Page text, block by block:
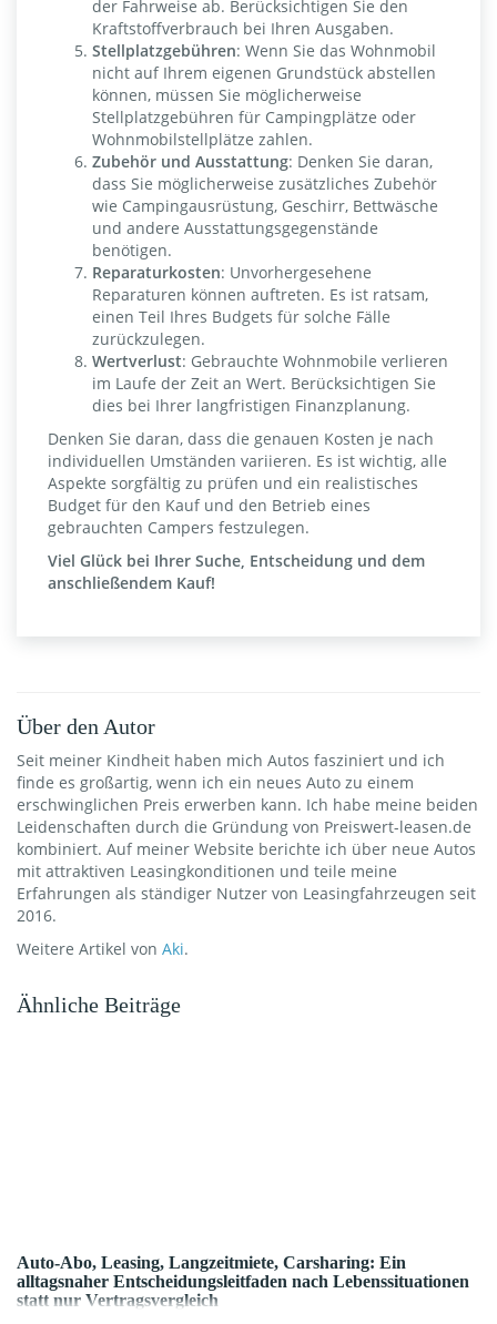
der Fahrweise ab. Berücksichtigen Sie den
Kraftstoffverbrauch bei Ihren Ausgaben.
Stellplatzgebühren: Wenn Sie das Wohnmobil
nicht auf Ihrem eigenen Grundstück abstellen
können, müssen Sie möglicherweise
Stellplatzgebühren für Campingplätze oder
Wohnmobilstellplätze zahlen.
Zubehör und Ausstattung: Denken Sie daran,
dass Sie möglicherweise zusätzliches Zubehör
wie Campingausrüstung, Geschirr, Bettwäsche
und andere Ausstattungsgegenstände
benötigen.
Reparaturkosten: Unvorhergesehene
Reparaturen können auftreten. Es ist ratsam,
einen Teil Ihres Budgets für solche Fälle
zurückzulegen.
Wertverlust: Gebrauchte Wohnmobile verlieren
im Laufe der Zeit an Wert. Berücksichtigen Sie
dies bei Ihrer langfristigen Finanzplanung.
Denken Sie daran, dass die genauen Kosten je nach
individuellen Umständen variieren. Es ist wichtig, alle
Aspekte sorgfältig zu prüfen und ein realistisches
Budget für den Kauf und den Betrieb eines
gebrauchten Campers festzulegen.
Viel Glück bei Ihrer Suche, Entscheidung und dem
anschließendem Kauf!
Über den Autor
Seit meiner Kindheit haben mich Autos fasziniert und ich
finde es großartig, wenn ich ein neues Auto zu einem
erschwinglichen Preis erwerben kann. Ich habe meine beiden
Leidenschaften durch die Gründung von Preiswert-leasen.de
kombiniert. Auf meiner Website berichte ich über neue Autos
mit attraktiven Leasingkonditionen und teile meine
Erfahrungen als ständiger Nutzer von Leasingfahrzeugen seit
2016.
Weitere Artikel von Aki.
Ähnliche Beiträge
Auto-Abo, Leasing, Langzeitmiete, Carsharing: Ein
alltagsnaher Entscheidungsleitfaden nach Lebenssituationen
statt nur Vertragsvergleich